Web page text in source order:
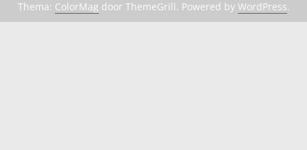
Thema: ColorMag door ThemeGrill. Powered by WordPress.